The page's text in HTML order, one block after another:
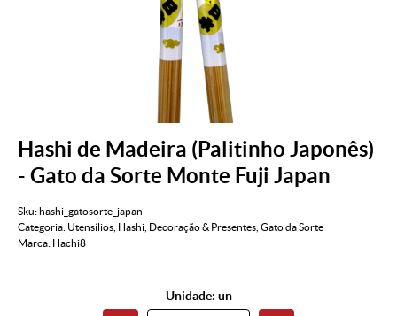
Hashi de Madeira (Palitinho Japonês)
- Gato da Sorte Monte Fuji Japan
Sku: hashi_gatosorte_japan
Categoria: Utensílios Hashi Decoração & Presentes Gato da Sorte
Marca: Hachi8
Unidade: un